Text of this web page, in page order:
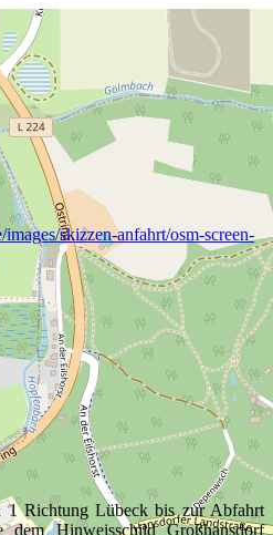
skizzen-anfahrt/osm-screen-
1 Richtung Lübeck bis zur Abfahrt
dem Hinweisschild Großhansdorf